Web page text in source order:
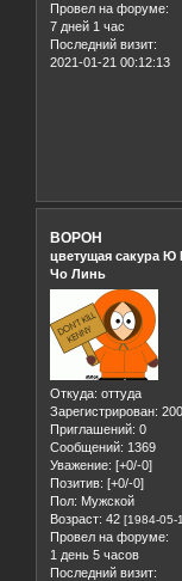
Провел на форуме:
7 дней 1 час
Последний визит:
2021-01-21 00:12:13
BOPOH
цветущая сакура Ю
Чо Линь
Откуда: оттуда
Зарегистрирован:
Приглашений: 0
Сообщений: 1369
Уважение: [+0/-0]
Позитив: [+0/-0]
Пол: Мужской
Возраст: 42 [1984-05-
Провел на форуме:
1 день 5 часов
Последний визит: